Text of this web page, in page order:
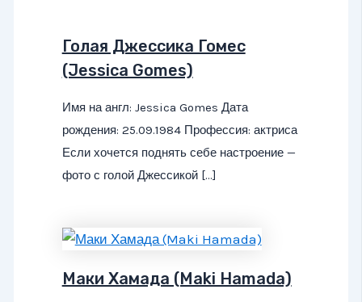
Голая Джессика Гомес
(Jessica Gomes)
Имя на англ: Jessica Gomes Дата
рождения: 25.09.1984 Профессия: актриса
Если хочется поднять себе настроение —
фото с голой Джессикой […]
Маки Хамада (Maki Hamada)